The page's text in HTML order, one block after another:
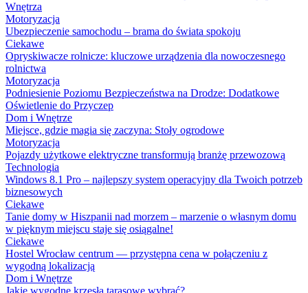
Wnętrza
Motoryzacja
Ubezpieczenie samochodu – brama do świata spokoju
Ciekawe
Opryskiwacze rolnicze: kluczowe urządzenia dla nowoczesnego
rolnictwa
Motoryzacja
Podniesienie Poziomu Bezpieczeństwa na Drodze: Dodatkowe
Oświetlenie do Przyczep
Dom i Wnętrze
Miejsce, gdzie magia się zaczyna: Stoły ogrodowe
Motoryzacja
Pojazdy użytkowe elektryczne transformują branżę przewozową
Technologia
Windows 8.1 Pro – najlepszy system operacyjny dla Twoich potrzeb
biznesowych
Ciekawe
Tanie domy w Hiszpanii nad morzem – marzenie o własnym domu
w pięknym miejscu staje się osiągalne!
Ciekawe
Hostel Wrocław centrum — przystępna cena w połączeniu z
wygodną lokalizacją
Dom i Wnętrze
Jakie wygodne krzesła tarasowe wybrać?